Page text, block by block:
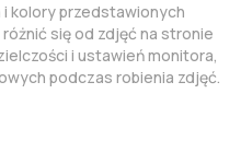
i kolory przedstawionych
się od zdjęć na stronie
i ustawień monitora,
podczas robienia zdjęć.